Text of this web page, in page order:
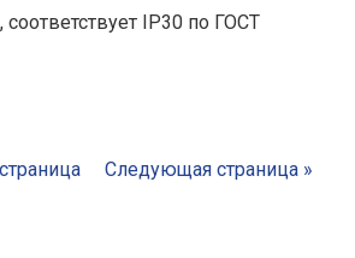
соответствует IP30 по ГОСТ
Следующая страница »